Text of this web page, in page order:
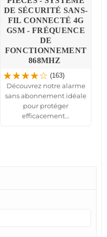
DE SÉCURITÉ SANS-
FIL CONNECTÉ 4G
GSM - FRÉQUENCE
DE
FONCTIONNEMENT
868MHZ
(163)
Découvrez notre alarme
sans abonnement idéale
pour protéger
efficacement...